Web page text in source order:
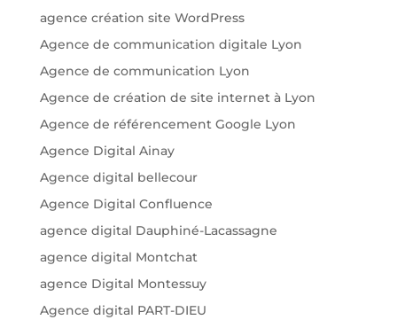
agence création site WordPress
Agence de communication digitale Lyon
Agence de communication Lyon
Agence de création de site internet à Lyon
Agence de référencement Google Lyon
Agence Digital Ainay
Agence digital bellecour
Agence Digital Confluence
agence digital Dauphiné-Lacassagne
agence digital Montchat
agence Digital Montessuy
Agence digital PART-DIEU